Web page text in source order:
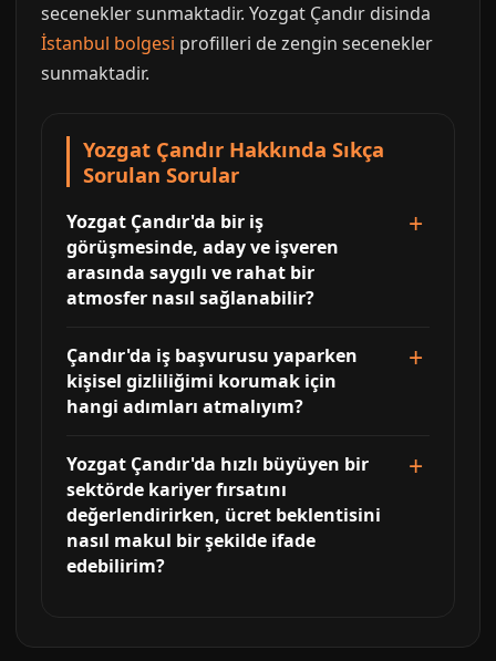
secenekler sunmaktadir. Yozgat Çandır disinda
İstanbul bolgesi profilleri de zengin secenekler
sunmaktadir.
Yozgat Çandır Hakkında Sıkça
Sorulan Sorular
Yozgat Çandır'da bir iş
görüşmesinde, aday ve işveren
arasında saygılı ve rahat bir
atmosfer nasıl sağlanabilir?
Çandır'da iş başvurusu yaparken
kişisel gizliliğimi korumak için
hangi adımları atmalıyım?
Yozgat Çandır'da hızlı büyüyen bir
sektörde kariyer fırsatını
değerlendirirken, ücret beklentisini
nasıl makul bir şekilde ifade
edebilirim?